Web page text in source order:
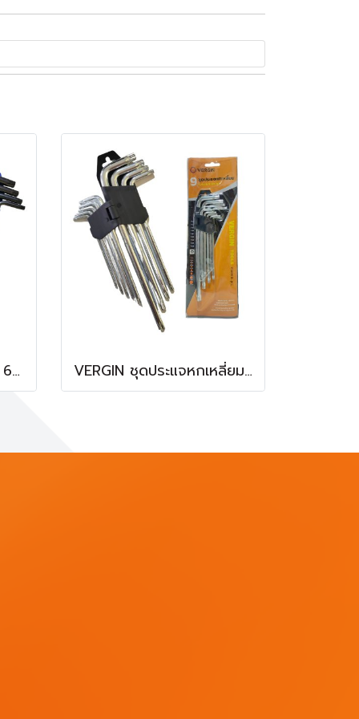
Euro king tools ประแจ 6 เหลี่ยมหัวดาว 9 ชิ้น VERGIN ชุดประแจหกเหลี่ยมหัวดาว 9 ตัว/ชุด